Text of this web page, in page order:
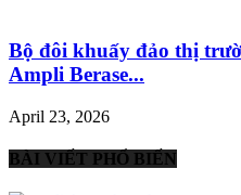
Bộ đôi khuấy đảo thị
Ampli Berase...
April 23, 2026
BÀI VIẾT PHỔ BIẾN